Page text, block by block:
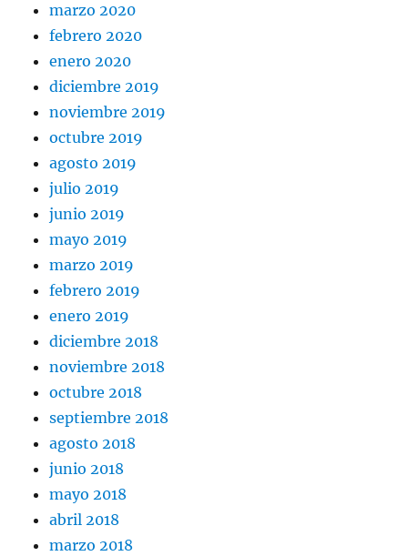
marzo 2020
febrero 2020
enero 2020
diciembre 2019
noviembre 2019
octubre 2019
agosto 2019
julio 2019
junio 2019
mayo 2019
marzo 2019
febrero 2019
enero 2019
diciembre 2018
noviembre 2018
octubre 2018
septiembre 2018
agosto 2018
junio 2018
mayo 2018
abril 2018
marzo 2018